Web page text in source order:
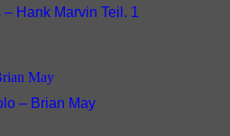
Hank Marvin Teil. 1
– Brian May